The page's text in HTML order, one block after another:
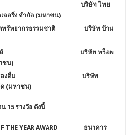
ดุก่อสร้าง บริษัท ไทย
จอริ่ง จำกัด (มหาชน)
ทรัพยากรธรรมชาติ บริษัท บ้าน
บริษัท พร็อพ
ชน)
งดื่ม บริษัท
ด (มหาชน)
น15 รางวัล ดังนี้
OF THE YEAR AWARD ธนาคาร